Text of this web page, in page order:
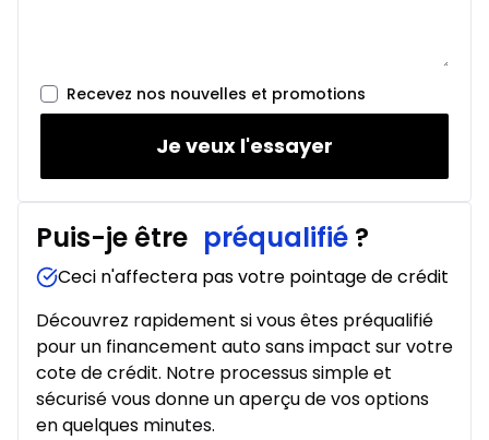
0.00 $ d'acompte • 2.49%
Location sur 39 mois
0.00 $ d'acompte • 2.49%
90$/Sem.
Location sur 36 mois
Location sur 36 mois
0.00 $ d'acompte • 2.49%
À partir de :
91$/ Sem.
Recevez nos nouvelles et promotions
Je veux l'essayer
Puis-je être préqualifié ?
Ceci n'affectera pas votre pointage de crédit
Découvrez rapidement si vous êtes préqualifié
pour un financement auto sans impact sur votre
cote de crédit. Notre processus simple et
sécurisé vous donne un aperçu de vos options
en quelques minutes.